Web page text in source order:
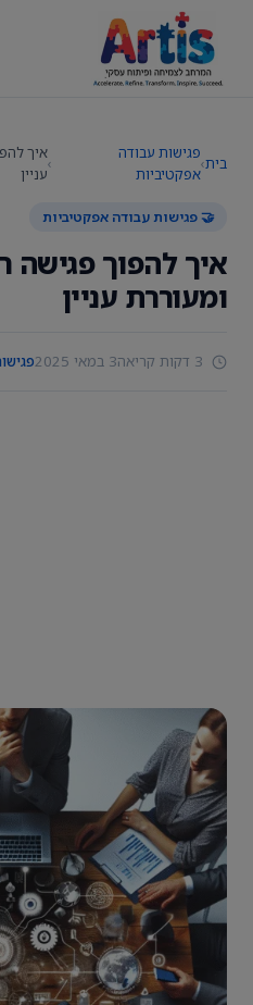
בית›
פגישות עבודה
אפקטיביות
›
איך
עניין
🤝 פגישות עבודה אפקטיביות
איך להפוך פגישה
ומעוררת עניין
3 במאי 2025